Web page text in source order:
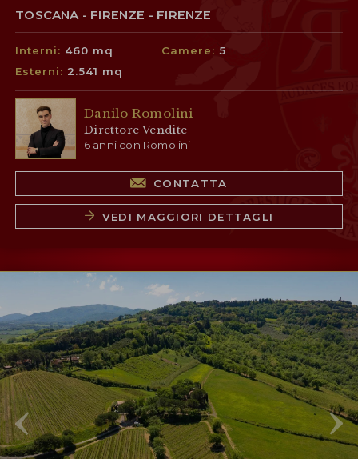
TOSCANA - FIRENZE - FIRENZE
Interni: 460 mq Camere:5
Esterni: 2.541 mq
Danilo Romolini
Direttore Vendite
6 anni con Romolini
CONTATTA
VEDI MAGGIORI DETTAGLI